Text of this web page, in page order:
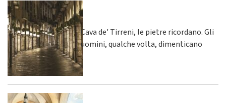
Cava de' Tirreni, le pietre ricordano. Gli
uomini, qualche volta, dimenticano